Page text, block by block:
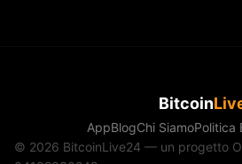
Bitcoin
AppBlogChi SiamoPolitica
© 2026 BitcoinLive24 — un progetto